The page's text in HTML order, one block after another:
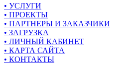
• УСЛУГИ
• ПРОЕКТЫ
• ПАРТНЕРЫ И ЗАКАЗЧИКИ
• ЗАГРУЗКА
• ЛИЧНЫЙ КАБИНЕТ
• КАРТА САЙТА
• КОНТАКТЫ